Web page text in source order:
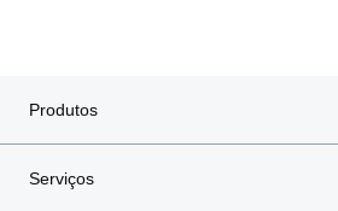
Produtos
Serviços